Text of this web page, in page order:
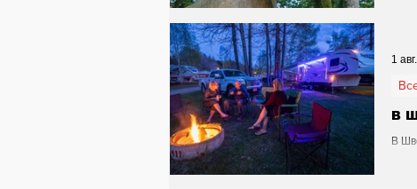
Природа - Климат
Афиша - Выставки - Музеи
Афиша - Классическая
В
В
1 авг.